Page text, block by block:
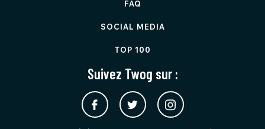
FAQ
SOCIAL MEDIA
TOP 100
Suivez Twog sur :